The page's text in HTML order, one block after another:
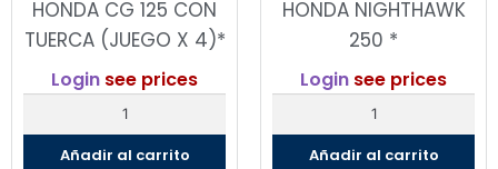
HONDA CG 125 CON
TUERCA (JUEGO X 4)*
Login see prices
Añadir al carrito
HONDA NIGHTHAWK
250 *
Login see prices
Añadir al carrito